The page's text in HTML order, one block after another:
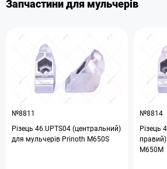
Запчастини для мульчерів
№8811
Різець 46.UPTS04 (центральний)
для мульчерів Prinoth M650S
№8814
Різець
M650M